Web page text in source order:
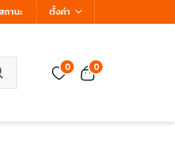
านะ ตั้งค่า
0 0